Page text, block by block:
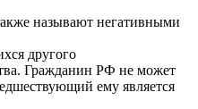
называют негативными
другого
Гражданин РФ не может
ему является